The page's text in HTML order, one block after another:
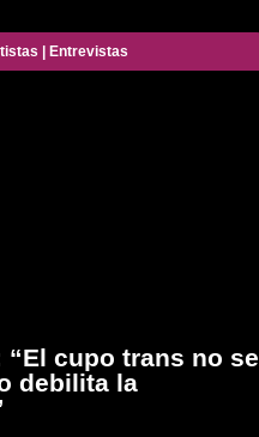
Entrevistas
“El cupo trans no se
debilita la